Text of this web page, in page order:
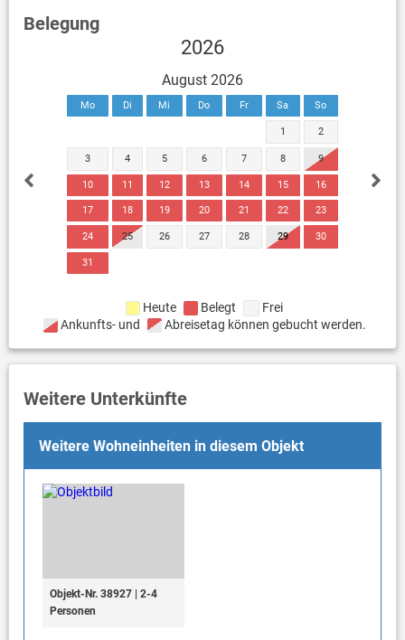
Belegung
2026
August 2026
Mo Di Mi Do Fr Sa So
1 2
3 4 5 6 7 8 9
10 11 12 13 14 15 16
17 18 19 20 21 22 23
24 25 26 27 28 29 30
31
Heute Belegt
Frei
Ankunfts- und
Abreisetag können gebucht werden.
Weitere Unterkünfte
Weitere Wohneinheiten in diesem Objekt
Objekt-Nr. 38927 | 2-4
Personen